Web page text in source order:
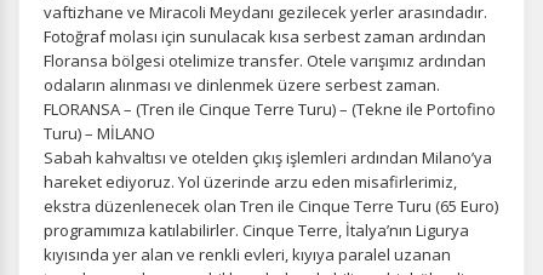
ÇEREZ KULLANIM AYARLARINIZ
Çerez tercihlerinizibelirleyin.
Daha fazla bilgi içinKVKK bilgilendirmemizi,çerez kullanım
gizlilik koşullarınıinceleyebilirsiniz.
Zorunlu Çerezler HER ZAMAN AKTIF
Oturum yönetimi, güvenlik ve temel site işlevleri için
gereklidir. Bu çerezler olmadan site düzgün çalışmaz ve
vaftizhane ve Miracoli Meydanı gezilecek yerler arasındadır.
Fotoğraf molası için sunulacak kısa serbest zaman ardından
Floransa bölgesi otelimize transfer. Otele varışımız ardından
odaların alınması ve dinlenmek üzere serbest zaman.
FLORANSA – (Tren ile Cinque Terre Turu) – (Tekne ile Portofino
Turu) – MİLANO
Sabah kahvaltısı ve otelden çıkış işlemleri ardından Milano’ya
hareket ediyoruz. Yol üzerinde arzu eden misafirlerimiz,
ekstra düzenlenecek olan Tren ile Cinque Terre Turu (65 Euro)
programımıza katılabilirler. Cinque Terre, İtalya’nın Ligurya
kıyısında yer alan ve renkli evleri, kıyıya paralel uzanan